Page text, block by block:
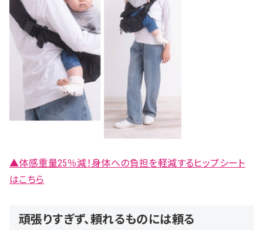
▲体感重量25％減！身体への負担を軽減するヒップシート
はこちら
頑張りすぎず、頼れるものには頼る